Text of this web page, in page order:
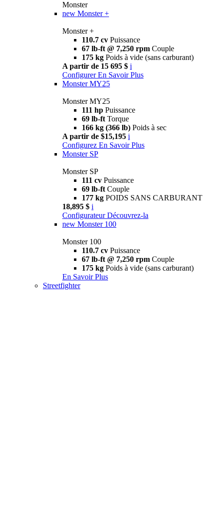
Monster
new Monster +
Monster +
110.7 cv Puissance
67 lb-ft @ 7,250 rpm Couple
175 kg Poids à vide (sans carburant)
A partir de 15 695 $ i
Configurer En Savoir Plus
Monster MY25
Monster MY25
111 hp Puissance
69 lb-ft Torque
166 kg (366 lb) Poids à sec
A partir de $15,195 i
Configurez En Savoir Plus
Monster SP
Monster SP
111 cv Puissance
69 lb-ft Couple
177 kg POIDS SANS CARBURANT
18,895 $ i
Configurateur Découvrez-la
new Monster 100
Monster 100
110.7 cv Puissance
67 lb-ft @ 7,250 rpm Couple
175 kg Poids à vide (sans carburant)
En Savoir Plus
Streetfighter